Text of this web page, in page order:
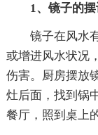
1、镜子的摆
镜子在风水有
或增进风水状况
伤害。厨房摆放
灶后面，找到锅
餐厅，照到桌上